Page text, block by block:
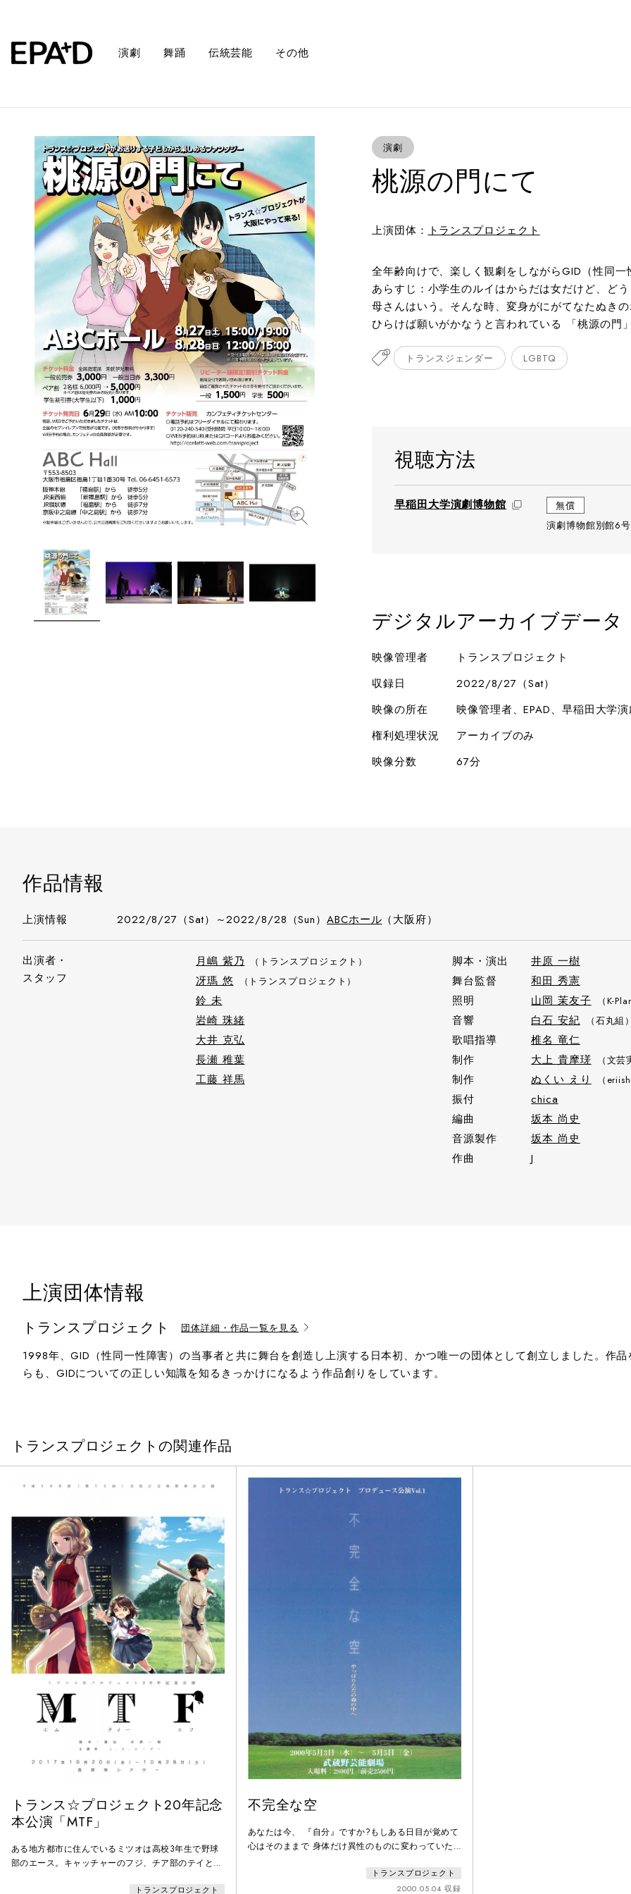
演劇 舞踊 伝統芸能 その他
演劇
桃源の門にて
上演団体： トランスプロジェクト
全年齢向けで、楽しく観劇をしながらGID（性同一
あらすじ：小学生のルイはからだは女だけど、ど
母さんはいう。そんな時、変身がにがてなたぬき
ひらけば願いがかなうと言われている 「桃源の門
トランスジェンダー LGBTQ
視聴方法
早稲田大学演劇博物館
無償
演劇博物館別館6
デジタルアーカイブデータ
映像管理者
トランスプロジェクト
収録日
2022/8/27（Sat）
映像の所在
映像管理者、EPAD、早稲田大学
権利処理状況
アーカイブのみ
映像分数
67分
作品情報
上演情報 2022/8/27（Sat）～2022/8/28（Sun）ABCホール （大阪府）
出演者・
スタッフ
月嶋 紫乃 （トランスプロジェクト）
冴瑪 悠 （トランスプロジェクト）
鈴 未
岩崎 珠緒
大井 克弘
長瀬 稚葉
工藤 祥馬
脚本・演出
井原 一樹
舞台監督
和田 秀憲
照明
山岡 茉友子 （K-
音響 白石 安紀 （石丸組）
歌唱指導
椎名 竜仁
制作
大上 貴摩瑳 （文芸
制作 ぬくい えり （
振付
chica
編曲
坂本 尚史
音源製作
坂本 尚史
作曲
J
上演団体情報
トランスプロジェクト 団体詳細・作品一覧を見る
1998年、GID（性同一性障害）の当事者と共に舞台を創造し上演する日本初、かつ唯一の団体として創立しました。作
らも、GIDについての正しい知識を知るきっかけになるよう作品創りをしています。
トランスプロジェクトの関連作品
トランス☆プロジェクト20年記念
本公演「MTF」
ある地方都市に住んでいるミツオは高校3年生で野球
部のエース。キャッチャーのフジ、チア部のテイとは
さずに突き進むが、ミツオは相手にしない。それを笑
トランスプロジェクト
不完全な空
あなたは今、 『自分』ですか?もしある日目が覚めて
心はそのままで 身体だけ異性のものに変わっていた
ャスティングに稽古場の雰囲気は荒れ模様。 それぞ
れの 人生を映しながら芝居の稽古は進んでいく。 演
トランスプロジェクト
2000.05.04 収録